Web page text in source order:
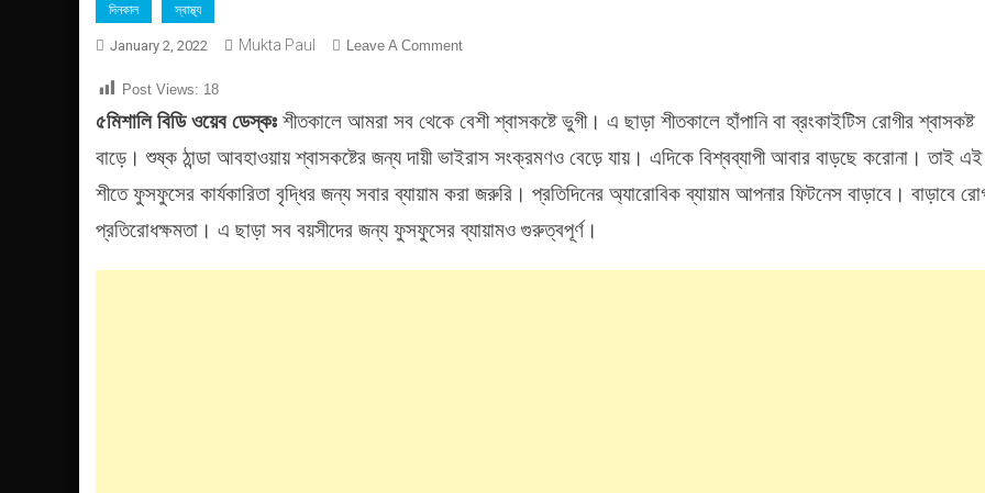
দিনকাল স্বাস্থ্য
January 2, 2022 Mukta Paul Leave A CommentOn
সমস্যা
ব্যায়াম
Post Views: 18
৫মিশালি বিডি ওয়েব ডেস্কঃ শীতকালে আমরা সব থেকে বেশী শ্বাসকষ্টে ভুগী। এ ছাড়া শীতকালে হাঁপানি বা ব্রংকাইটিস রোগীর শ্বাসকষ্ট
বাড়ে। শুষ্ক ঠান্ডা আবহাওয়ায় শ্বাসকষ্টের জন্য দায়ী ভাইরাস সংক্রমণও বেড়ে যায়। এদিকে বিশ্বব্যাপী আবার বাড়ছে করোনা। তাই এই
শীতে ফুসফুসের কার্যকারিতা বৃদ্ধির জন্য সবার ব্যায়াম করা জরুরি। প্রতিদিনের অ্যারোবিক ব্যায়াম আপনার ফিটনেস বাড়াবে। বাড়াবে
প্রতিরোধক্ষমতা। এ ছাড়া সব বয়সীদের জন্য ফুসফুসের ব্যায়ামও গুরুত্বপূর্ণ।